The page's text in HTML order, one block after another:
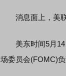
消息面上，美联
美东时间5月14
场委员会(FOMC)